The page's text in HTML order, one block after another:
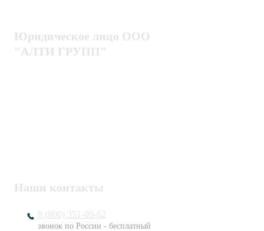
Юридическое лицо ООО
"АЛТИ ГРУПП"
Наши контакты
8 (800) 351-09-62
звонок по России - бесплатный